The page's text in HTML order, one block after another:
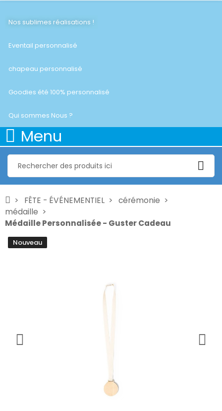
Nos sublimes réalisations !
Eventail personnalisé
chapeau personnalisé
Goodies été 100% personnalisé
Qui sommes Nous ?
Menu
FÊTE - ÉVÉNEMENTIEL
cérémonie
médaille
Médaille Personnalisée - Guster Cadeau
Nouveau